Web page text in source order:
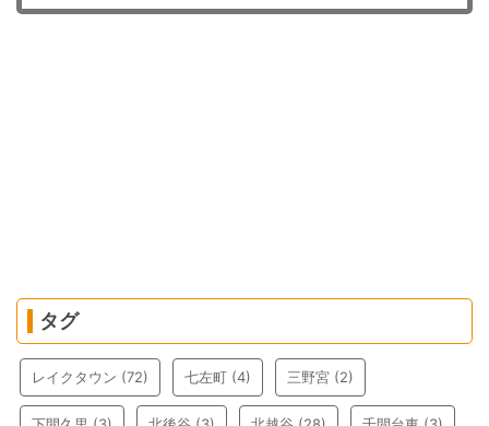
タグ
レイクタウン (72) 七左町 (4) 三野宮 (2)